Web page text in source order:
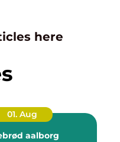
here
01. Aug
aalborg